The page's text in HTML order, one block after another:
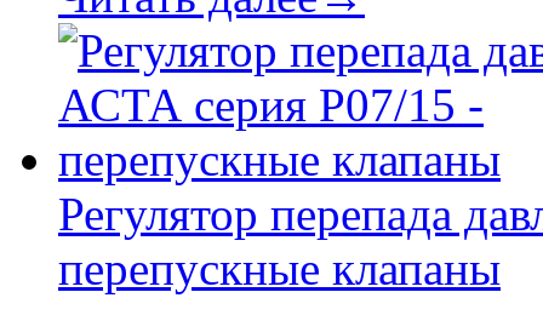
Регулятор перепада
перепускные клапаны